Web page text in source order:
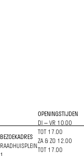
BEZOEKADRES
RAADHUISPLEIN
OPENINGSTIJDEN
DI – VR 10.00
TOT 17.00
ZA & ZO 12.00
TOT 17.00